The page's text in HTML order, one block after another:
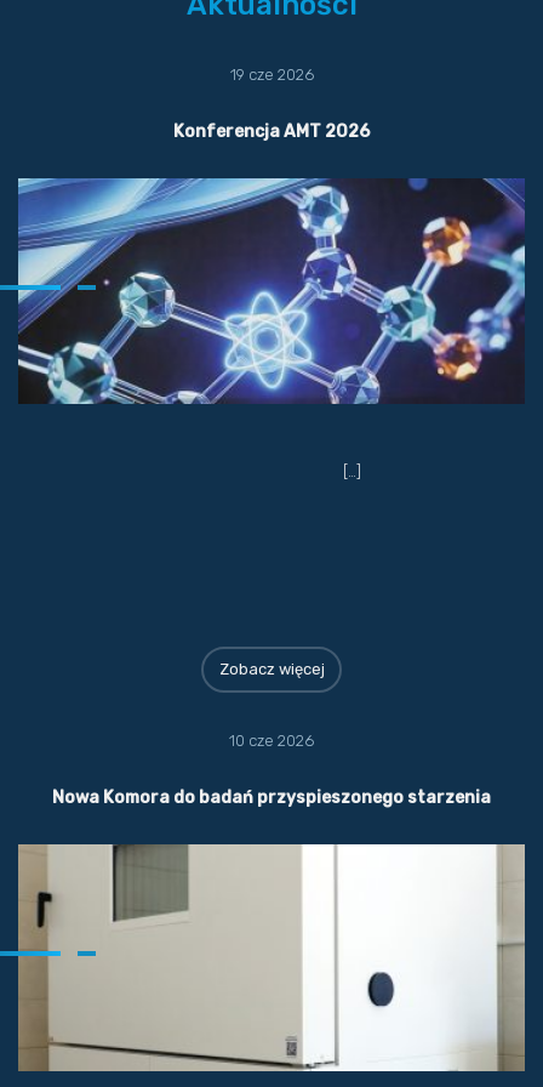
19 cze 2026
Konferencja AMT 2026
[…]
Zobacz więcej
10 cze 2026
Nowa Komora do badań przyspieszonego starzenia